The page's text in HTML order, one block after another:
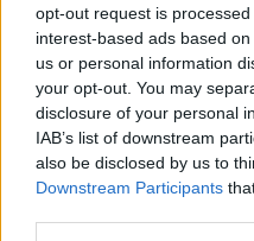
opt-out request is
interest-based ads based
us or personal information
your opt-out. You may
disclosure of your personal
IAB’s list of downstream
also be disclosed by us to
Downstream Participants
*STENOGRAME.
Visarion Alexa, care
la spovedanie. „Eram
ei” / Întrebat de
loc sfânt, i-a răspuns:
universul, e făcut de
„Să nu cazi în ispita